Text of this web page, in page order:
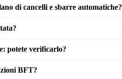
di cancelli e sbarre automatiche?
potete verificarlo?
BFT?